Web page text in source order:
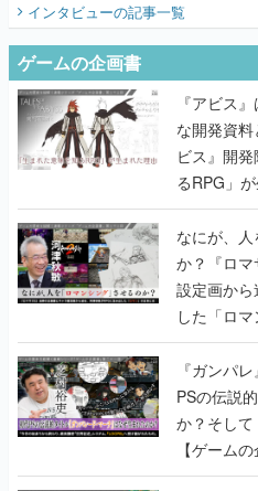
インタビューの記事一覧
ゲームの企画書
『アビス
な開発資
ビス』開
るRPG」
書】
なにが、
か？『ロ
設定画か
した「ロ
書】
『ガンパ
PSの伝説
か？そし
【ゲームの